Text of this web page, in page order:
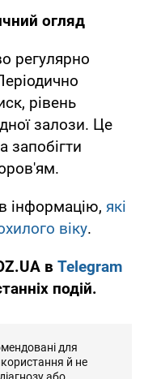
огляд
регулярно
рівень
залози. Це
запобігти
інформацію, які
віку.
в Telegram
подій.
для
й не
або